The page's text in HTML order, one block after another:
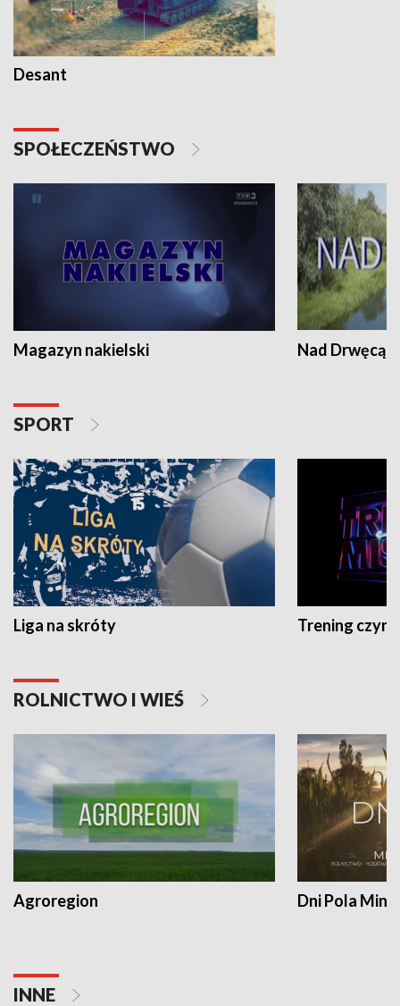
Desant
SPOŁECZEŃSTWO
Magazyn nakielski Nad Drwęcą
SPORT
Liga na skróty Trening czyni
ROLNICTWO I WIEŚ
Agroregion Dni Pola
INNE